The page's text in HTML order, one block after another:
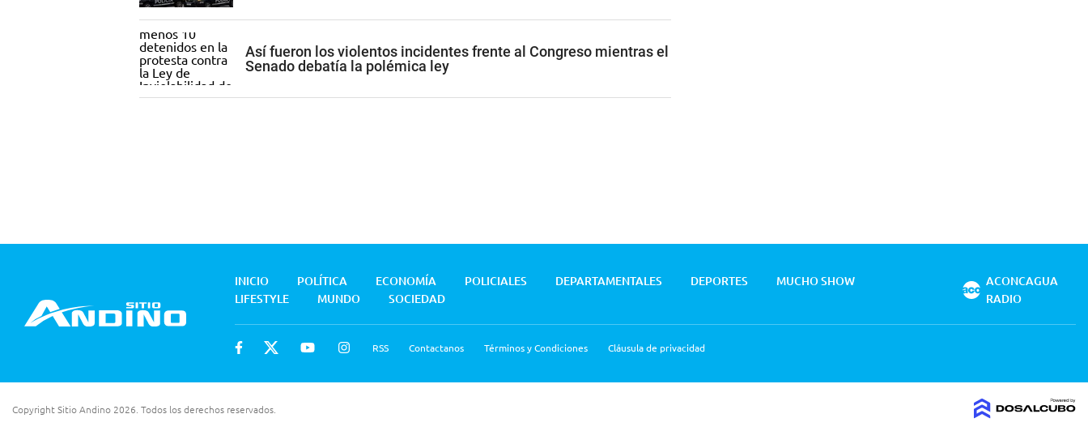
Así fueron los violentos incidentes frente al Congreso mientras el
Senado debatía la polémica ley
INICIO POLÍTICA ECONOMÍA POLICIALES DEPARTAMENTALES DEPORTES
MUCHO SHOW
LIFESTYLE
MUNDO SOCIEDAD
RSS Contactanos Términos y Condiciones Cláusula de privacidad
ACONCAGUA
RADIO
Copyright Sitio Andino 2026. Todos los derechos reservados.